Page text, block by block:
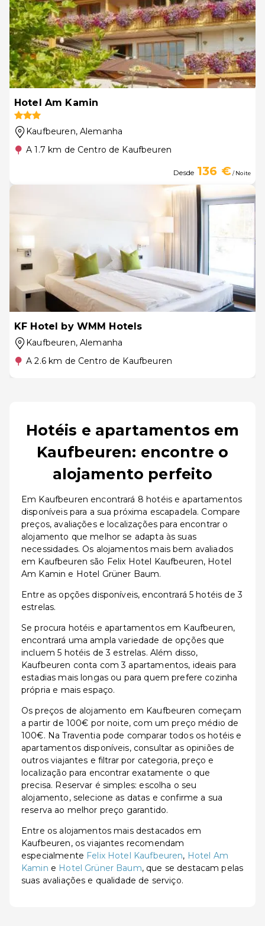
Hotel Am Kamin
Kaufbeuren, Alemanha
A 1.7 km de Centro de Kaufbeuren
Desde 136 €/ Noite
KF Hotel by WMM Hotels
Kaufbeuren, Alemanha
A 2.6 km de Centro de Kaufbeuren
Hotéis e apartamentos em
Kaufbeuren: encontre o
alojamento perfeito
Em Kaufbeuren encontrará 8 hotéis e apartamentos
disponíveis para a sua próxima escapadela. Compare
preços, avaliações e localizações para encontrar o
alojamento que melhor se adapta às suas
necessidades. Os alojamentos mais bem avaliados
em Kaufbeuren são Felix Hotel Kaufbeuren, Hotel
Am Kamin e Hotel Grüner Baum.
Entre as opções disponíveis, encontrará 5 hotéis de 3
estrelas.
Se procura hotéis e apartamentos em Kaufbeuren,
encontrará uma ampla variedade de opções que
incluem 5 hotéis de 3 estrelas. Além disso,
Kaufbeuren conta com 3 apartamentos, ideais para
estadias mais longas ou para quem prefere cozinha
própria e mais espaço.
Os preços de alojamento em Kaufbeuren começam
a partir de 100€ por noite, com um preço médio de
100€. Na Traventia pode comparar todos os hotéis e
apartamentos disponíveis, consultar as opiniões de
outros viajantes e filtrar por categoria, preço e
localização para encontrar exatamente o que
precisa. Reservar é simples: escolha o seu
alojamento, selecione as datas e confirme a sua
reserva ao melhor preço garantido.
Entre os alojamentos mais destacados em
Kaufbeuren, os viajantes recomendam
especialmente Felix Hotel Kaufbeuren, Hotel Am
Kamin e Hotel Grüner Baum, que se destacam pelas
suas avaliações e qualidade de serviço.